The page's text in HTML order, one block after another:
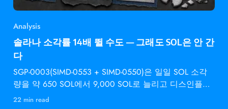
Analysis
솔라나 소각률 14배 뛸 수도 — 그래도 SOL은 안 간
다
SGP-0003(SIMD-0553 + SIMD-0550)은 일일 SOL 소각
량을 약 650 SOL에서 9,000 SOL로 늘리고 디스인플레
이션 속도를 2배로 높입니다 —
22 min read